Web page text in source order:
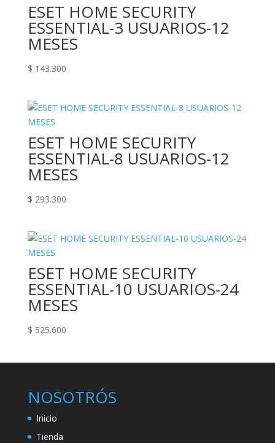
ESET HOME SECURITY
ESSENTIAL-3 USUARIOS-12
MESES
$ 143.300
ESET HOME SECURITY
ESSENTIAL-8 USUARIOS-12
MESES
$ 293.300
ESET HOME SECURITY
ESSENTIAL-10 USUARIOS-24
MESES
$ 525.600
NOSOTRÓS
Inicio
Tienda